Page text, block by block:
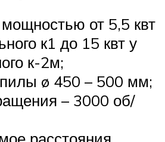
мощностью от 5,5 квт
к1 до 15 квт у
к-2м;
ø 450 – 500 мм;
– 3000 об/